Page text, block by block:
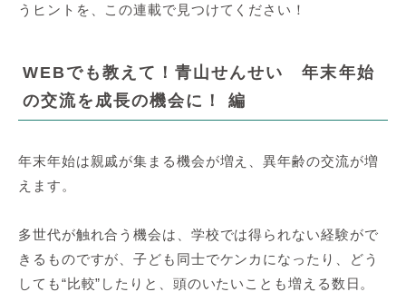
うヒントを、この連載で見つけてください！
WEBでも教えて！青山せんせい 年末年始
の交流を成長の機会に！ 編
年末年始は親戚が集まる機会が増え、異年齢の交流が増
えます。
多世代が触れ合う機会は、学校では得られない経験がで
きるものですが、子ども同士でケンカになったり、どう
しても“比較”したりと、頭のいたいことも増える数日。